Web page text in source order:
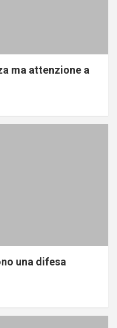
ma attenzione a
una difesa